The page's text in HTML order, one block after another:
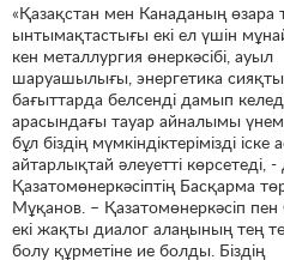
«Қазақстан мен Канаданың өзара
ынтымақтастығы екі ел үшін
кен металлургия өнеркәсібі, ауыл
шаруашылығы, энергетика
бағыттарда белсенді дамып
арасындағы тауар айналымы үнемі
бұл біздің мүмкіндіктерімізді іске
айтарлықтай әлеуетті көрсетеді, -
Қазатомөнеркәсіптің Басқарма
Мұқанов. – Қазатомөнеркәсіп пен
екі жақты диалог алаңының тең
болу құрметіне ие болды. Біздің